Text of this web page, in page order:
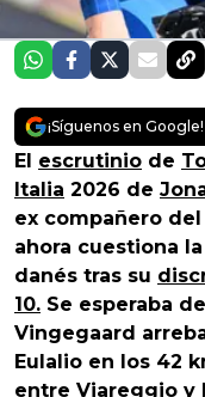
¡Síguenos en Google!
El escrutinio de
Italia 2026 de
ex compañero
ahora cuestiona
danés tras su
10. Se esperaba
Vingegaard
Eulalio en los 42
entre Viareggio y